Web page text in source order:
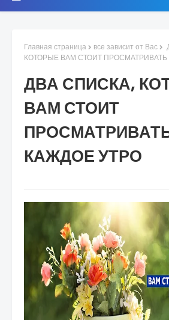
Главная страница все зависит от Вас
КОТОРЫЕ ВАМ СТОИТ
ДВА СПИСКА,
ВАМ СТОИТ
КАЖДОЕ УТРО